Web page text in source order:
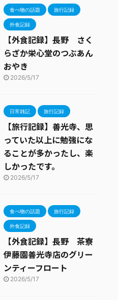
食べ物の話題 旅行記録
外食記録
【外食記録】長野 さく
らざか栄心堂のつぶあん
おやき
2026/5/17
日常雑記 旅行記録
【旅行記録】善光寺、思
っていた以上に勉強にな
ることが多かったし、楽
しかったです。
2026/5/17
食べ物の話題 旅行記録
外食記録
【外食記録】長野 茶寮
伊藤園善光寺店のグリー
ンティーフロート
2026/5/17